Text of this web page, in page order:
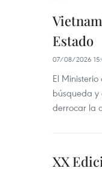
Estado
07/08/2026
El
búsqueda
derrocar la
XX